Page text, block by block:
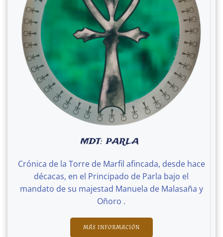
MDT: PARLA
Crónica de la Torre de Marfil afincada, desde hace
décacas, en el Principado de Parla bajo el
mandato de su majestad Manuela de Malasaña y
Oñoro .
MÁS INFORMACIÓN